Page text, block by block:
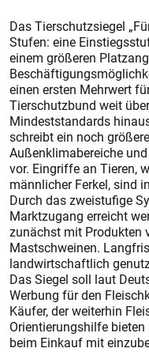
Das Tierschutzsiegel
Stufen: eine
einem größeren
einen ersten Mehrwert
Tierschutzbund weit
Mindeststandards
schreibt ein noch
Außenklimabereiche
vor. Eingriffe an Tieren,
männlicher Ferkel, sind
Durch das zweistufige
Marktzugang erreicht
zunächst mit Produkten
Mastschweinen.
landwirtschaftlich
Das Siegel soll laut
Werbung für den
Käufer, der weiterhin
Orientierungshilfe
beim Einkauf mit